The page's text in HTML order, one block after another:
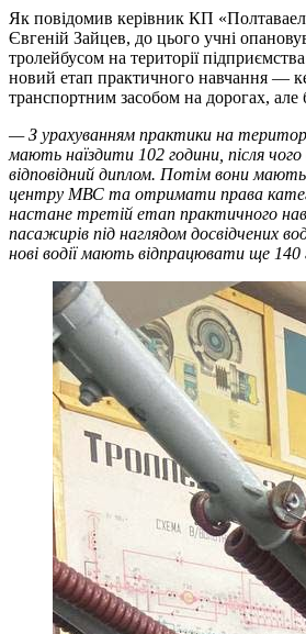
Як повідомив керівник КП
Євгеній Зайцев, до цього учні
тролейбусом на території
новий етап практичного навчання —
транспортним засобом на дорогах, але
— З урахуванням практики на
мають наїздити 102 години, після
відповідний диплом. Потім вони мають
центру МВС та отримати права
настане третій етап практичного
пасажирів під наглядом досвідчених
нові водії мають відпрацювати ще 140